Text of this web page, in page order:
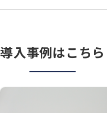
導入事例はこちら